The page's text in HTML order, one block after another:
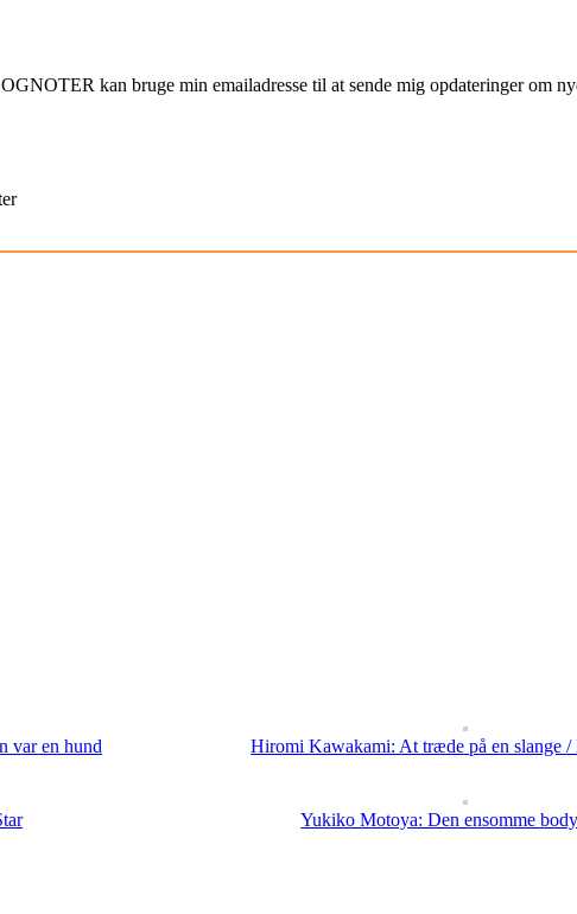
kan bruge min emailadresse til at sende mig opdateringer om
var en hund Hiromi Kawakami: At træde på en slange /
Yukiko Motoya: Den ensomme